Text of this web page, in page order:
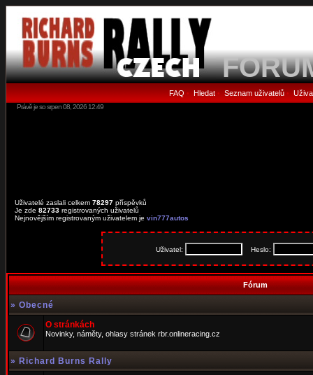
FAQ • Hledat• Seznam uživatelů•
Právě je so srpen 08, 2026 12:49
Uživatelé zaslali celkem 78297 příspěvků
Je zde 82733 registrovaných uživatelů
Nejnovějším registrovaným uživatelem je vin777autos
Uživatel: Heslo:
Fórum
» Obecné
O stránkách
Novinky, náměty, ohlasy stránek rbr.onlineracing.cz
» Richard Burns Rally